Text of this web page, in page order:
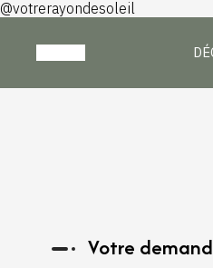
@votrerayondesoleil
Votre